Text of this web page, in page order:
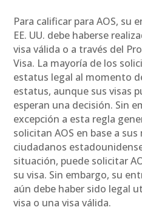
Para calificar para AOS, su
EE. UU. debe haberse
visa válida o a través del
Visa. La mayoría de los
estatus legal al momento
estatus, aunque sus visas
esperan una decisión. Sin
excepción a esta regla
solicitan AOS en base a
ciudadanos
situación, puede solicitar
su visa. Sin embargo, su
aún debe haber sido legal
visa o una visa válida.